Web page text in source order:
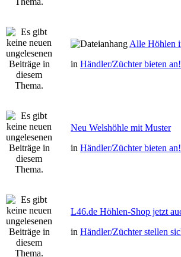
Alle Höhlen
in Händler/Züchter bieten an!
Neu Welshöhle mit Muster
in Händler/Züchter bieten an!
L46.de Höhlen-Shop jetzt
in Händler/Züchter stellen